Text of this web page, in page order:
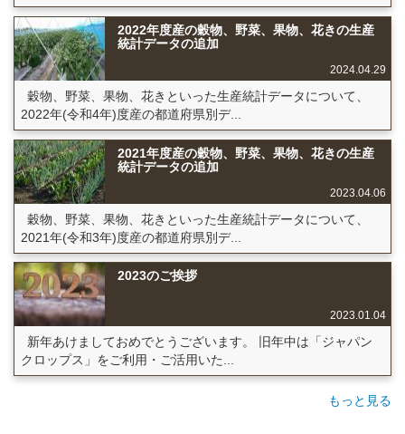
2022年度産の穀物、野菜、果物、花きの生産
統計データの追加
2024.04.29
穀物、野菜、果物、花きといった生産統計データについて、
2022年(令和4年)度産の都道府県別デ...
2021年度産の穀物、野菜、果物、花きの生産
統計データの追加
2023.04.06
穀物、野菜、果物、花きといった生産統計データについて、
2021年(令和3年)度産の都道府県別デ...
2023のご挨拶
2023.01.04
新年あけましておめでとうございます。 旧年中は「ジャパン
クロップス」をご利用・ご活用いた...
もっと見る